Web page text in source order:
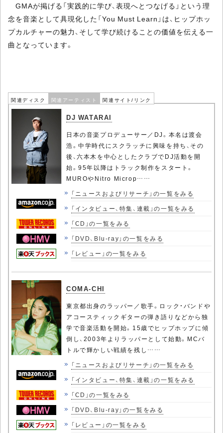
GMAが掲げる「実践的に学び、表現へとつなげる」という理
念を音楽として具現化した「You Must Learn」は、ヒップホッ
プカルチャーの魅力、そして学び続けることの価値を伝える一
曲となっています。
関連ディスク 関連アーティスト 関連サイト/リンク
DJ WATARAI
日本の音楽プロデューサー／DJ。本名は渡会
浩。中学時代にスクラッチに興味を持ち、その
後、六本木を中心としたクラブでDJ活動を開
始。95年以降はトラック制作をスタート。
MUROやNitro Microp……
「ニュースおよびリサーチ」の一覧をみる
「インタビュー、特集、連載」の一覧をみる
「CD」の一覧をみる
「DVD、Blu-ray」の一覧をみる
「レビュー」の一覧をみる
COMA-CHI
東京都出身のラッパー／歌手。ロック・バンドや
アコースティックギターの弾き語りなどから独
学で音楽活動を開始。15歳でヒップホップに傾
倒し、2003年よりラッパーとして始動。MCバ
トルで輝かしい戦績を残し……
「ニュースおよびリサーチ」の一覧をみる
「インタビュー、特集、連載」の一覧をみる
「CD」の一覧をみる
「DVD、Blu-ray」の一覧をみる
「レビュー」の一覧をみる